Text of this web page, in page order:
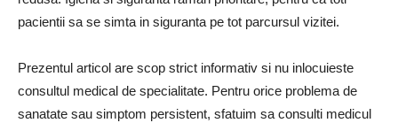
pacientii sa se simta in siguranta pe tot parcursul vizitei.
Prezentul articol are scop strict informativ si nu inlocuieste
consultul medical de specialitate. Pentru orice problema de
sanatate sau simptom persistent, sfatuim sa consulti medicul